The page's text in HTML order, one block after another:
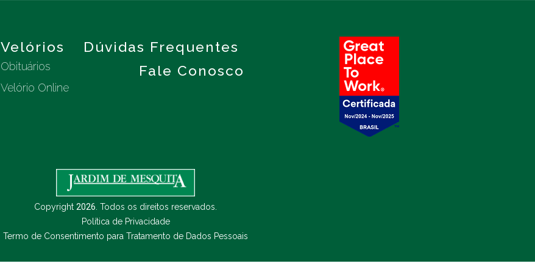
Velórios
Obituários
Velório Online
Dúvidas Frequentes
Fale Conosco
Copyright 2026 . Todos os direitos reservados.
Política de Privacidade
Termo de Consentimento para Tratamento de Dados Pessoais